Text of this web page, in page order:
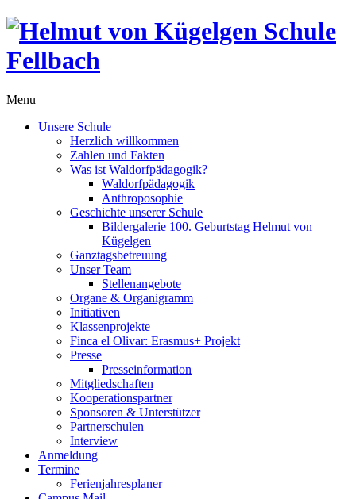
Menu
Unsere Schule
Herzlich willkommen
Zahlen und Fakten
Was ist Waldorfpädagogik?
Waldorfpädagogik
Anthroposophie
Geschichte unserer Schule
Bildergalerie 100. Geburtstag Helmut von
Kügelgen
Ganztagsbetreuung
Unser Team
Stellenangebote
Organe & Organigramm
Initiativen
Klassenprojekte
Finca el Olivar: Erasmus+ Projekt
Presse
Presseinformation
Mitgliedschaften
Kooperationspartner
Sponsoren & Unterstützer
Partnerschulen
Interview
Anmeldung
Termine
Ferienjahresplaner